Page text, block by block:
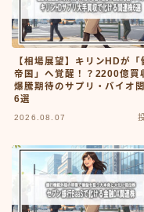
Yahoo出品
メルカリ販売
投資・株
リスキング・ラーニ
【相場展望】キリンHDが「
帝国」へ覚醒！？2200億買
爆騰期待のサプリ・バイオ
6選
2026.08.07